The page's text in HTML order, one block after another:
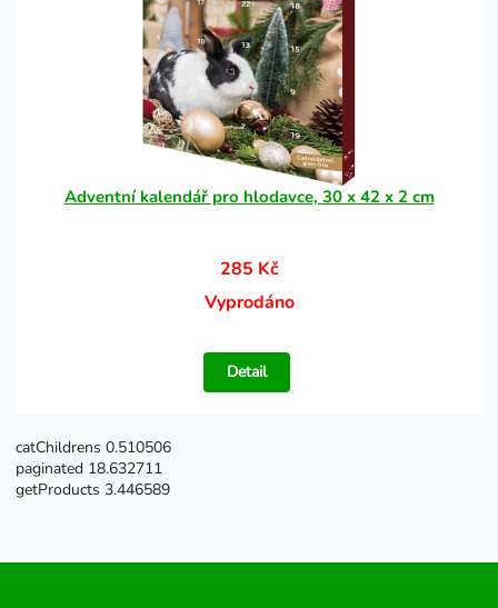
Adventní kalendář pro hlodavce, 30 x 42 x 2 cm
285 Kč
Vyprodáno
Detail
catChildrens 0.510506
paginated 18.632711
getProducts 3.446589